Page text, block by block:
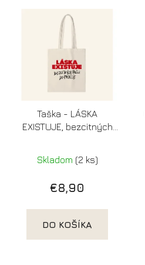
Taška - LÁSKA
EXISTUJE, bezcitných
Skladom (2 ks)
€8,90
DO KOŠÍKA